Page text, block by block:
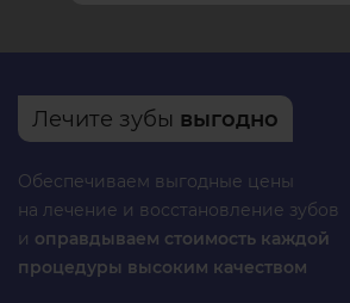
Лечите зубы выгодно
Обеспечиваем выгодные цены
на лечение и восстановление зубов
и оправдываем стоимость каждой
процедуры высоким качеством